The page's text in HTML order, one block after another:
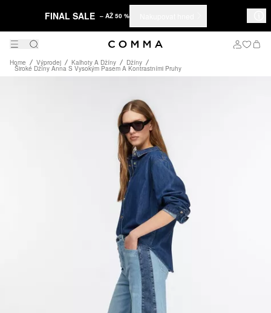
FINAL SALE – AŽ 50 %
Home Výprodej Kalhoty A Džíny Džíny
Široké Džíny Anna S Vysokým Pasem A Kontrastními Pruhy